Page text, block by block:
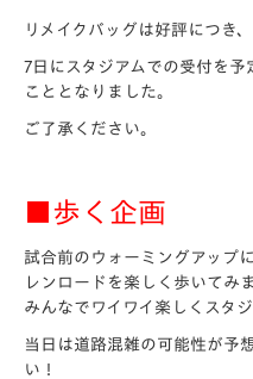
リメイクバッグは好評につき
7日にスタジアムでの受付を
こととなりました。
ご了承ください。
■歩く企画
試合前のウォーミングアップ
レンロードを楽しく歩いてみ
みんなでワイワイ楽しくスタ
当日は道路混雑の可能性が予
い！